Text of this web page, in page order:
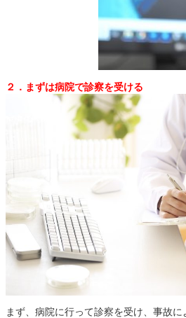
２．まずは病院で診察を受ける
まず、病院に行って診察を受け、事故